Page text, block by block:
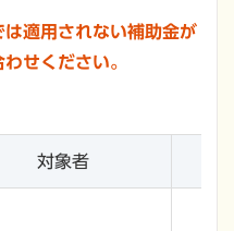
は適用されない補助金が
せください。
対象者